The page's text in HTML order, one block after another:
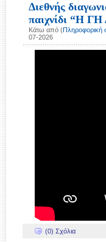
Διεθνής
παιχνίδι “Η
Κάτω από (Πληροφορική
07-2026
(0) Σχόλια